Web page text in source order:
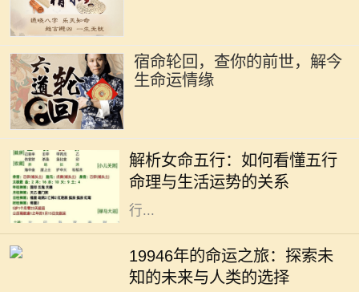
宿命轮回，查你的前世，解今
生命运情缘
解析女命五行：如何看懂五行
命理与生活运势的关系
运的重要工具。五行分别为金、木、
水、火、土，它们相互生克，影响着
每个人的命运。特别是女性命理，五
行...
19946年的命运之旅：探索未
知的未来与人类的选择
19946年的命运之旅：探索未知的未
来与人类的选择 19946年，这一年在
人类历史的长河中似乎显得异常遥
远。若我们从今日的视角向未来展